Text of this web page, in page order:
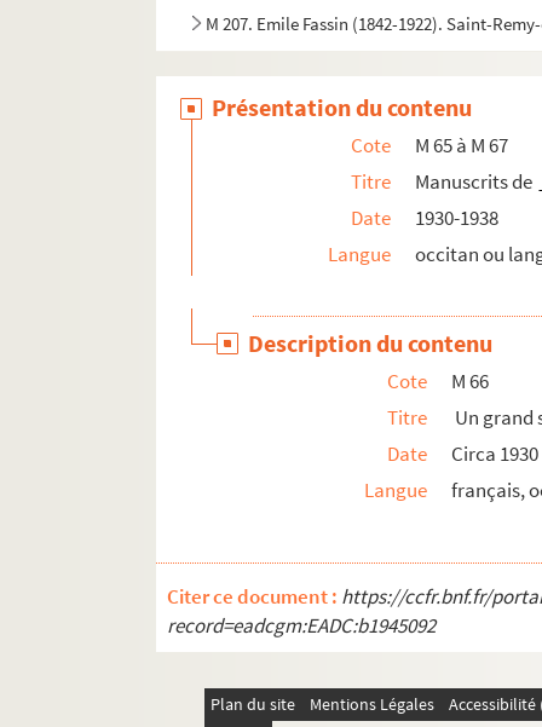
M 207. Emile Fassin (1842-1922). Saint-
Présentation du contenu
Cote
M 65 à M 67
Titre
Manuscrits de
Date
1930-1938
Langue
occitan ou
Description du contenu
Cote
M 66
Titre
Un grand
Date
Circa 1930
Langue
français,
Citer ce document : https://ccfr.bnf.fr/
record=eadcgm:EADC:b1945092
Plan du site Mentions Légales